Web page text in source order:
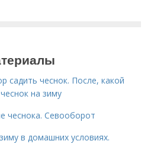
садить чеснок. После, какой
на зиму
чеснока. Севооборот
в домашних условиях.